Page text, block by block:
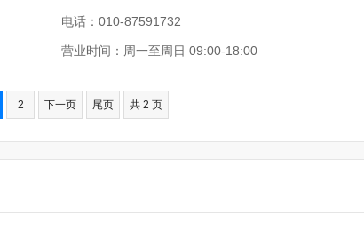
电话：010-87591732
营业时间：周一至周日 09:00-18:00
2 下一页 尾页 共 2 页